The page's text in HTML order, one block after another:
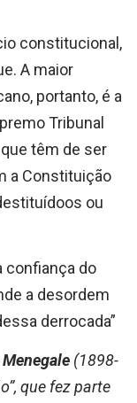
constitucional,
A maior
portanto, é a
Tribunal
têm de ser
a Constituição
ou
confiança do
a desordem
derrocada”
(1898-
que fez parte